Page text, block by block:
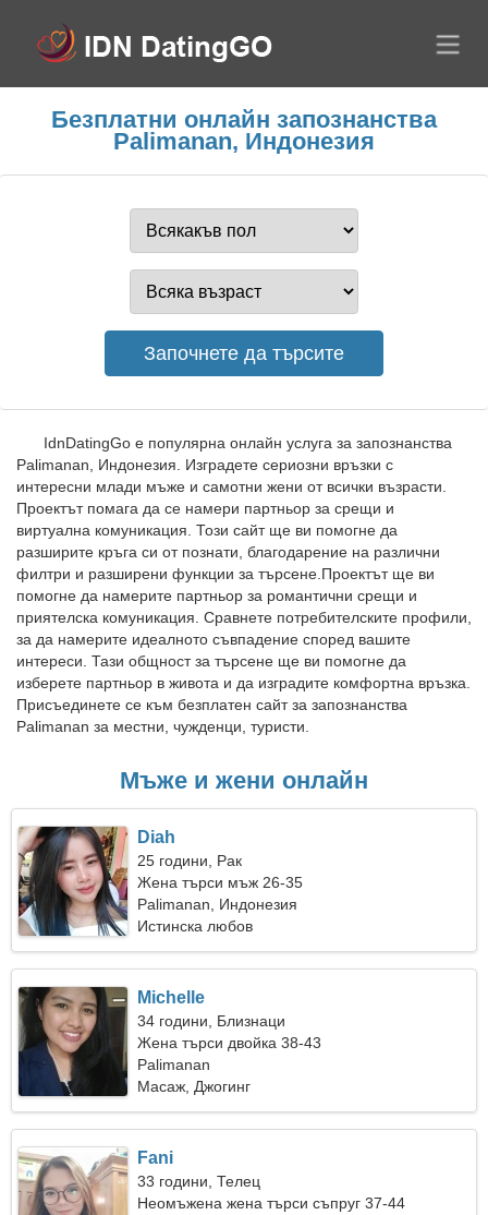
Безплатни онлайн запознанства
Palimanan, Индонезия
IdnDatingGo е популярна онлайн услуга за запознанства
Palimanan, Индонезия. Изградете сериозни връзки с
интересни млади мъже и самотни жени от всички възрасти.
Проектът помага да се намери партньор за срещи и
виртуална комуникация. Този сайт ще ви помогне да
разширите кръга си от познати, благодарение на различни
филтри и разширени функции за търсене.Проектът ще ви
помогне да намерите партньор за романтични срещи и
приятелска комуникация. Сравнете потребителските профили,
за да намерите идеалното съвпадение според вашите
интереси. Тази общност за търсене ще ви помогне да
изберете партньор в живота и да изградите комфортна връзка.
Присъединете се към безплатен сайт за запознанства
Palimanan за местни, чужденци, туристи.
Мъже и жени онлайн
Diah
25 години, Рак
Жена търси мъж 26-35
Palimanan, Индонезия
Истинска любов
Michelle
34 години, Близнаци
Жена търси двойка 38-43
Palimanan
Масаж, Джогинг
Fani
33 години, Телец
Неомъжена жена търси съпруг 37-44